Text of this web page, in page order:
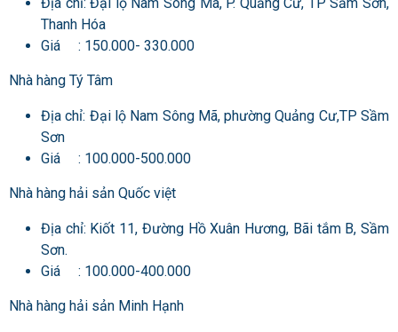
Địa chỉ: Đại lộ Nam Sông Mã, P. Quảng Cư, TP Sầm Sơn,
Thanh Hóa
Giá : 150.000- 330.000
Nhà hàng Tý Tâm
Địa chỉ: Đại lộ Nam Sông Mã, phường Quảng Cư,TP Sầm
Sơn
Giá : 100.000-500.000
Nhà hàng hải sản Quốc việt
Địa chỉ: Kiốt 11, Đường Hồ Xuân Hương, Bãi tắm B, Sầm
Sơn.
Giá : 100.000-400.000
Nhà hàng hải sản Minh Hạnh